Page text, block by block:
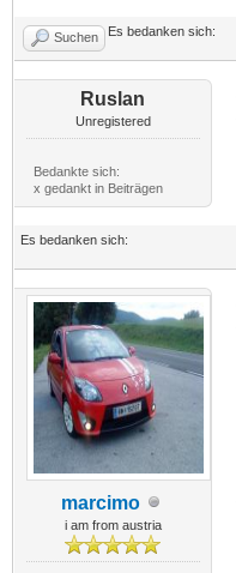
Suchen Es bedanken sich:
Ruslan
Unregistered
Bedankte sich:
x gedankt in Beiträgen
Es bedanken sich:
marcimo
i am from austria